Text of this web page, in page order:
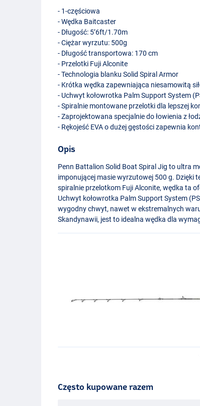
- 1-częściowa
- Wędka Baitcaster
- Długość: 5’6ft/1.70m
- Ciężar wyrzutu: 500g
- Długość transportowa: 170 cm
- Przelotki Fuji Alconite
- Technologia blanku Solid Spiral Armor
- Krótka wędka zapewniająca niesamowitą
- Uchwyt kołowrotka Palm Support System (
- Spiralnie montowane przelotki dla lepszej
- Zaprojektowana specjalnie do łowienia z
- Rękojeść EVAo dużej gęstości zapewnia
Opis
Penn Battalion Solid Boat Spiral Jig to ultra
imponującej masie wyrzutowej 500 g. Dzięki
spiralnie przelotkom Fuji Alconite, wędka ta
Uchwyt kołowrotka Palm Support System (
wygodny chwyt, nawet w ekstremalnych
Skandynawii, jest to idealna wędka dla
Często kupowane razem